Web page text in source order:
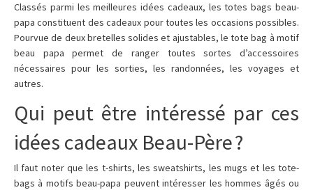
Classés parmi les meilleures idées cadeaux, les totes bags beau-
papa constituent des cadeaux pour toutes les occasions possibles.
Pourvue de deux bretelles solides et ajustables, le tote bag à motif
beau papa permet de ranger toutes sortes d’accessoires
nécessaires pour les sorties, les randonnées, les voyages et
autres.
Qui peut être intéressé par ces
idées cadeaux Beau-Père ?
Il faut noter que les t-shirts, les sweatshirts, les mugs et les tote-
bags à motifs beau-papa peuvent intéresser les hommes âgés ou